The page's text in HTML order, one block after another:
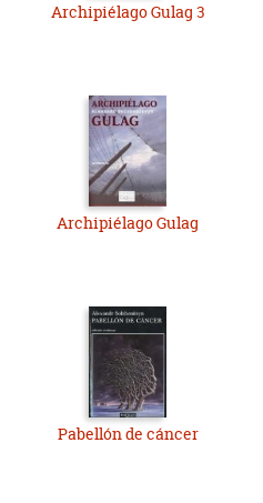
Archipiélago Gulag 3
Archipiélago Gulag
Pabellón de cáncer